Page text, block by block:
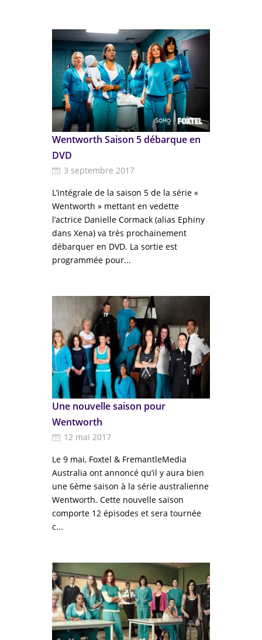
Wentworth Saison 5 débarque en
DVD
3 septembre 2017
L’intégrale de la saison 5 de la série «
Wentworth » mettant en vedette
l’actrice Danielle Cormack (alias Ephiny
dans Xena) va très prochainement
débarquer en DVD. La sortie est
programmée pour...
Une nouvelle saison pour
Wentworth
12 mai 2017
Le 9 mai, Foxtel & FremantleMedia
Australia ont annoncé qu’il y aura bien
une 6ème saison à la série australienne
Wentworth. Cette nouvelle saison
comporte 12 épisodes et sera tournée
c...